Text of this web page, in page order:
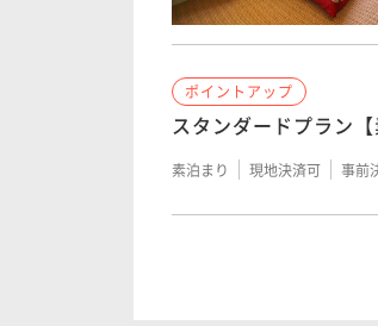
ポイントアップ
スタンダードプラン
素泊まり 現地決済可 事前